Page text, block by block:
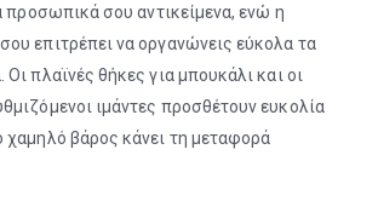
προσωπικά σου αντικείμενα, ενώ η
επιτρέπει να οργανώνεις εύκολα τα
Οι πλαϊνές θήκες για μπουκάλι και οι
ιμάντες προσθέτουν ευκολία
βάρος κάνει τη μεταφορά